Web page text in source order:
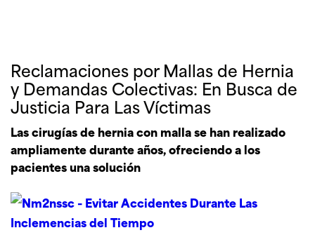
Reclamaciones por Mallas de Hernia
y Demandas Colectivas: En Busca de
Justicia Para Las Víctimas
Las cirugías de hernia con malla se han realizado
ampliamente durante años, ofreciendo a los
pacientes una solución